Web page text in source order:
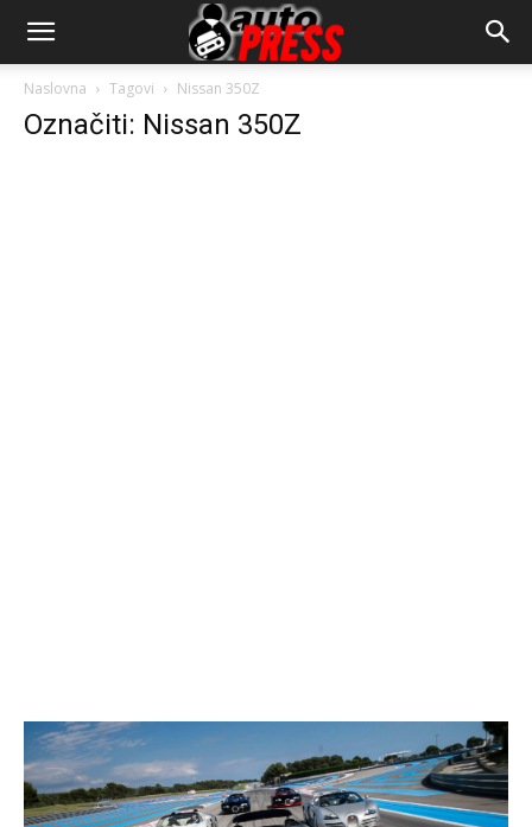
AutopressHR
Naslovna Tagovi Nissan 350Z
Označiti: Nissan 350Z